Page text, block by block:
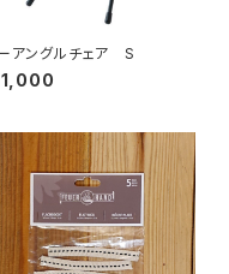
アングルチェア S